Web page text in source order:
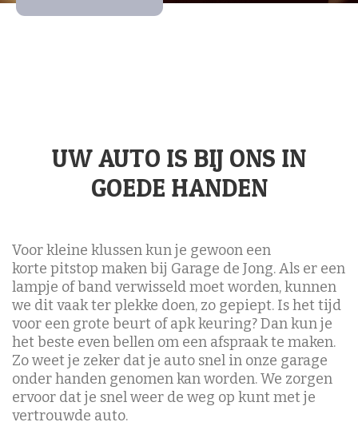
UW AUTO IS BIJ ONS IN
GOEDE HANDEN
Voor kleine klussen kun je gewoon een
korte pitstop maken bij Garage de Jong. Als er een
lampje of band verwisseld moet worden, kunnen
we dit vaak ter plekke doen, zo gepiept. Is het tijd
voor een grote beurt of apk keuring? Dan kun je
het beste even bellen om een afspraak te maken.
Zo weet je zeker dat je auto snel in onze garage
onder handen genomen kan worden. We zorgen
ervoor dat je snel weer de weg op kunt met je
vertrouwde auto.